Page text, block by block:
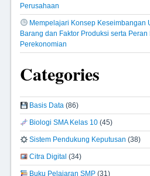
Perusahaan
Mempelajari Konsep Keseimbangan
Barang dan Faktor Produksi serta
Perekonomian
Categories
Basis Data (86)
Biologi SMA Kelas 10 (45)
Sistem Pendukung Keputusan (38)
Citra Digital (34)
Buku Pelajaran SMP (31)